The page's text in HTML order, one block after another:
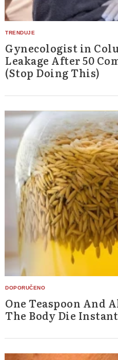
Gynecologist in
Leakage After 50
(Stop Doing This)
One Teaspoon And
The Body Die